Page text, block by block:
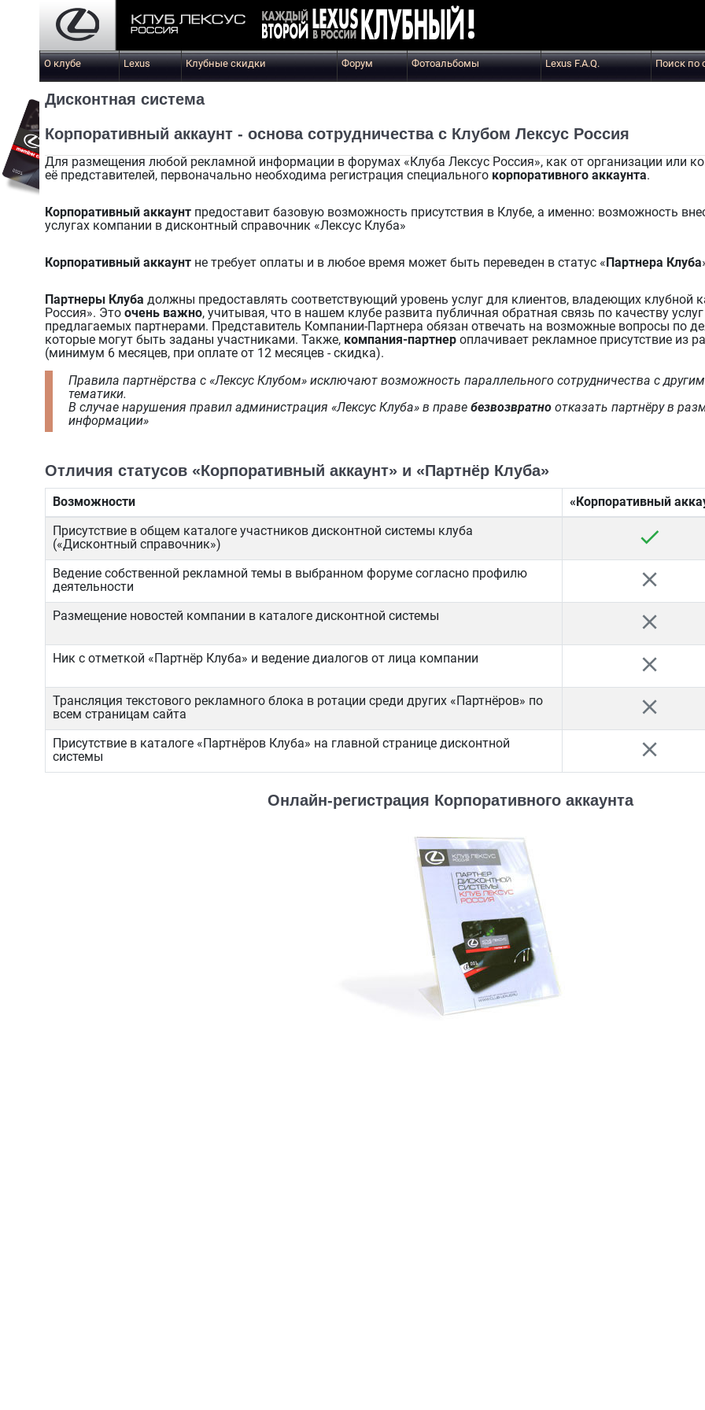
О клубе Lexus Клубные скидки Форум Фотоальбомы Lexus F.A.Q. Поиск по
Дисконтная система
Корпоративный аккаунт - основа сотрудничества с Клубом Лексус Россия
Для размещения любой рекламной информации в форумах «Клуба Лексус Россия», как от организации или
её представителей, первоначально необходима регистрация специального корпоративного аккаунта.
Корпоративный аккаунтпредоставит базовую возможность присутствия в Клубе, а именно: возможность
услугах компании в дисконтный справочник «Лексус Клуба»
Корпоративный аккаунтне требует оплаты и в любое время может быть переведен в статус « Партнера Клуба
Партнеры Клуба должны предоставлять соответствующий уровень услуг для клиентов, владеющих клубной
Россия». Это очень важно, учитывая, что в нашем клубе развита публичная обратная связь по качеству
предлагаемых партнерами. Представитель Компании-Партнера обязан отвечать на возможные вопросы по
которые могут быть заданы участниками. Также, компания-партнероплачивает рекламное присутствие из
(минимум 6 месяцев, при оплате от 12 месяцев - скидка).
Правила партнёрства с «Лексус Клубом» исключают возможность параллельного сотрудничества с
тематики.
В случае нарушения правил администрация «Лексус Клуба» в праве безвозвратноотказать партнёру в
информации»
Отличия статусов «Корпоративный аккаунт» и «Партнёр Клуба»
Возможности «Корпоративный
Присутствие в общем каталоге участников дисконтной системы клуба
(«Дисконтный справочник»)
check
Ведение собственной рекламной темы в выбранном форуме согласно профилю
деятельности
close
Размещение новостей компании в каталоге дисконтной системы close
Ник с отметкой «Партнёр Клуба» и ведение диалогов от лица компании close
Трансляция текстового рекламного блока в ротации среди других «Партнёров» по
всем страницам сайта
close
Присутствие в каталоге «Партнёров Клуба» на главной странице дисконтной
системы
close
Онлайн-регистрация Корпоративного аккаунта